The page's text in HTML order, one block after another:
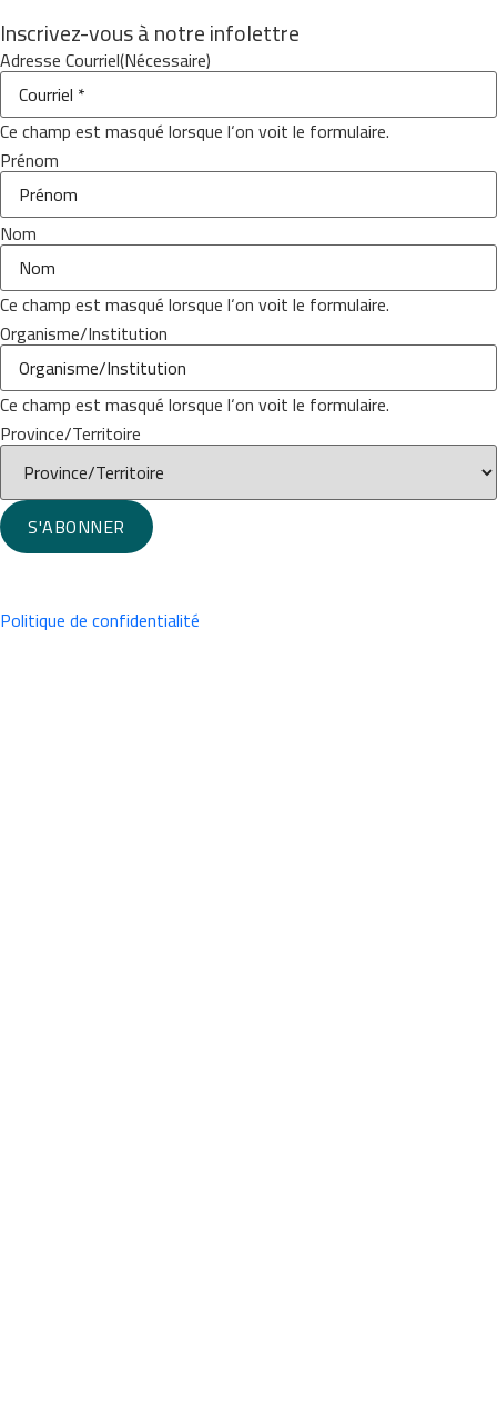
Inscrivez-vous à notre infolettre
Adresse Courriel(Nécessaire)
Ce champ est masqué lorsque l‘on voit le formulaire.
Prénom
Nom
Ce champ est masqué lorsque l‘on voit le formulaire.
Organisme/Institution
Ce champ est masqué lorsque l‘on voit le formulaire.
Province/Territoire
S'ABONNER
Politique de confidentialité